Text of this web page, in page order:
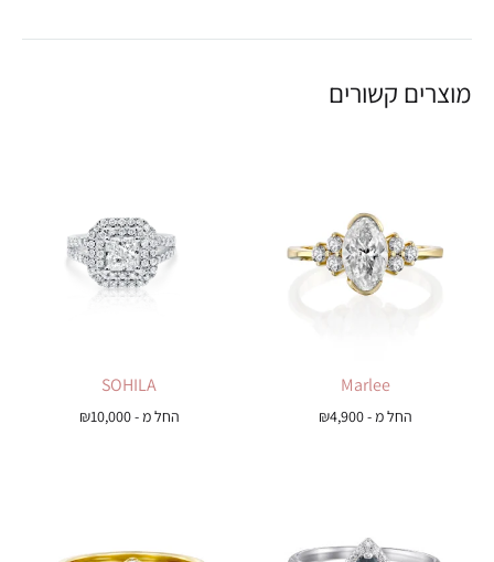
מוצרים קשורים
Marlee
החל מ - ₪4,900
SOHILA
החל מ - ₪10,000